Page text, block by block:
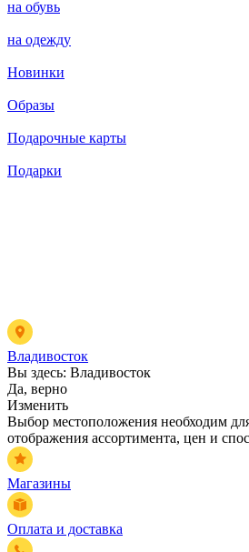
на обувь
на одежду
Новинки
Образы
Подарочные карты
Подарки
Владивосток
Вы здесь: Владивосток
Да, верно
Изменить
Выбор местоположения необходим
отображения ассортимента, цен и
Магазины
Оплата и доставка